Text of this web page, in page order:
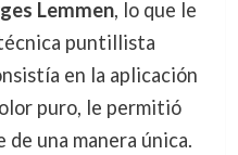
Lemmen, lo que le
puntillista
en la aplicación
puro, le permitió
una manera única.